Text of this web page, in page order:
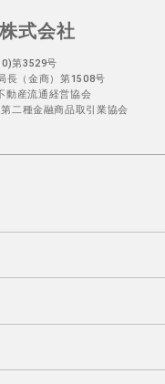
式会社
第3529号
長（金商）第1508号
動産流通経営協会
二種金融商品取引業協会